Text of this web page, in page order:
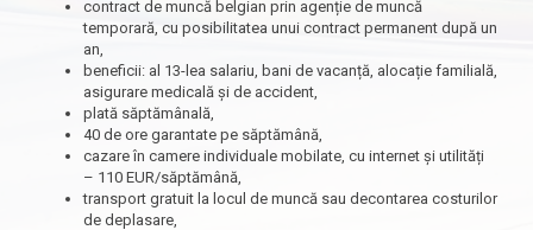
contract de muncă belgian prin agenție de muncă
temporară, cu posibilitatea unui contract permanent după un
an,
beneficii: al 13-lea salariu, bani de vacanță, alocație familială,
asigurare medicală și de accident,
plată săptămânală,
40 de ore garantate pe săptămână,
cazare în camere individuale mobilate, cu internet și utilități
– 110 EUR/săptămână,
transport gratuit la locul de muncă sau decontarea costurilor
de deplasare,